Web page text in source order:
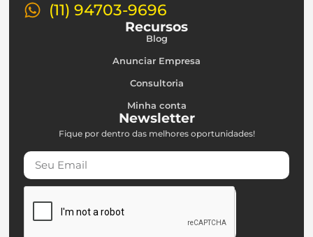
(11) 94703-9696
Recursos
Blog
Anunciar Empresa
Consultoria
Minha conta
Newsletter
Fique por dentro das melhores oportunidades!